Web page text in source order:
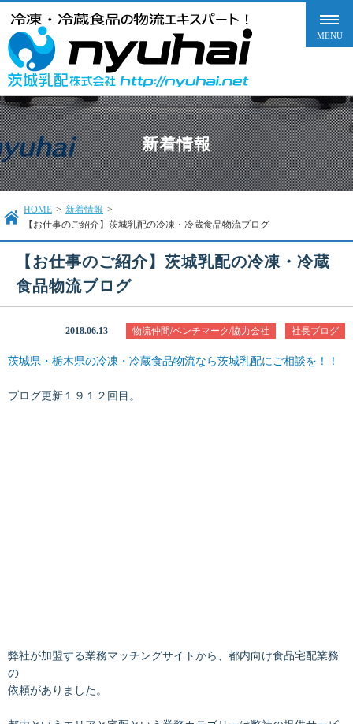
新着情報
HOME > 新着情報 >
【お仕事のご紹介】茨城乳配の冷凍・冷蔵食品物流ブログ
【お仕事のご紹介】茨城乳配の冷凍・冷蔵
食品物流ブログ
2018.06.13 物流仲間/ベンチマーク/協力会社 社長ブログ
茨城県・栃木県の冷凍・冷蔵食品物流なら茨城乳配にご相談を！！
ブログ更新１９１２回目。
弊社が加盟する業務マッチングサイトから、都内向け食品宅配業務
の
依頼がありました。